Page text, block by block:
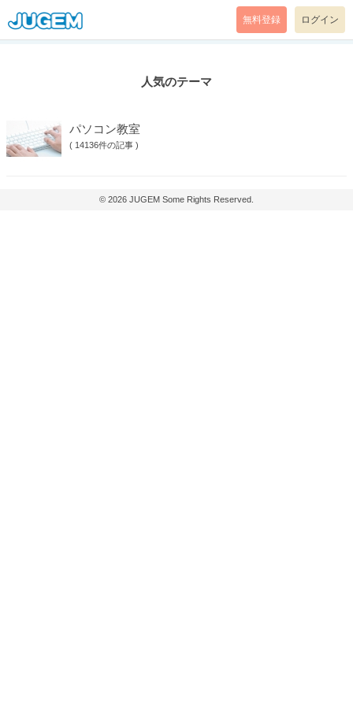
無料登録 ログイン
人気のテーマ
パソコン教室
( 14136件の記事 )
© 2026 JUGEM Some Rights Reserved.